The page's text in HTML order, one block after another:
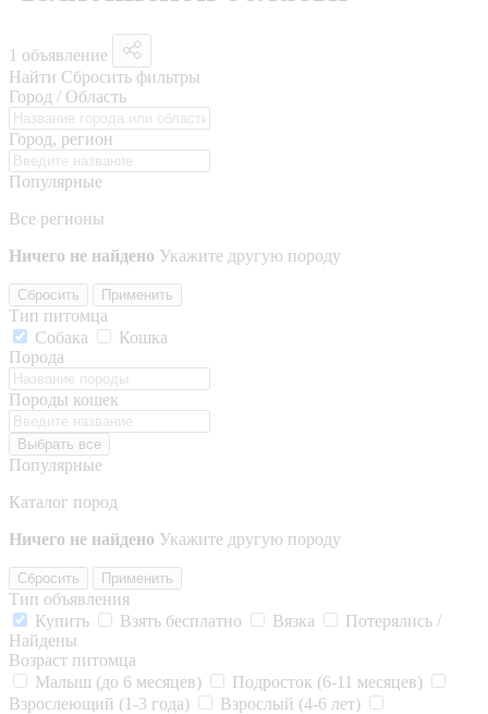
1 объявление
Найти Сбросить фильтры
Город / Область
Город, регион
Популярные
Все регионы
Ничего не найдено Укажите другую породу
Сбросить Применить
Тип питомца
Собака
Кошка
Порода
Породы кошек
Выбрать все
Популярные
Каталог пород
Ничего не найдено Укажите другую породу
Сбросить Применить
Тип объявления
Купить
Взять бесплатно Вязка
Потерялись /
Найдены
Возраст питомца
Малыш (до 6 месяцев)
Подросток (6-11 месяцев)
Взрослеющий (1-3 года)
Взрослый (4-6 лет)